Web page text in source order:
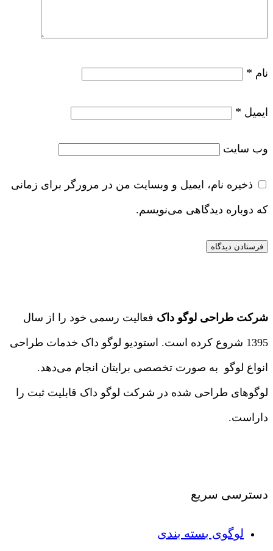
نام *
ایمیل *
وب‌ سایت
ذخیره نام، ایمیل و وبسایت من در مرورگر برای زمانی
که دوباره دیدگاهی می‌نویسم.
شرکت طراحی لوگو داک فعالیت رسمی خود را از سال
1395 شروع کرده است. استودیو لوگو داک خدمات طراحی
انواع لوگو به صورت تخصصی برایتان انجام می‌دهد.
لوگوهای طراحی شده در شرکت لوگو داک قابلیت ثبت را
داراست.
دسترسی سریع
لوگوی بسته بندی